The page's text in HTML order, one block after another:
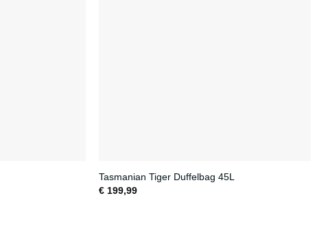
Tasmanian Tiger Duffelbag 45L
€ 199,99